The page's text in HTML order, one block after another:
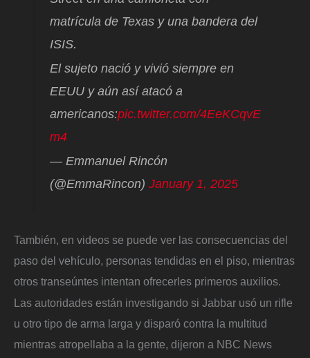
matrícula de Texas y una bandera del
ISIS.
El sujeto nació y vivió siempre en
EEUU y aún así atacó a
americanos:pic.twitter.com/4EeKCqvE
m4
— Emmanuel Rincón
(@EmmaRincon)January 1, 2025
También, en videos se puede ver las consecuencias del
paso del vehículo, personas tendidas en el piso, mientras
otros transeúntes intentan ofrecerles primeros auxilios.
Las autoridades están investigando si Jabbar usó un rifle
u otro tipo de arma larga y disparó contra la multitud
mientras atropellaba a la gente, dijeron a NBC News